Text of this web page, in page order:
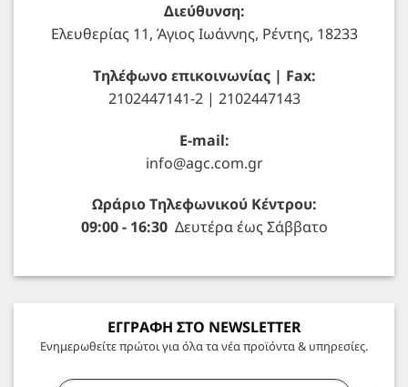
Διεύθυνση:
Ελευθερίας 11, Άγιος Ιωάννης, Ρέντης, 18233
Τηλέφωνο επικοινωνίας | Fax:
2102447141-2 | 2102447143
E-mail:
info@agc.com.gr
Ωράριο Τηλεφωνικού Κέντρου:
09:00 - 16:30Δευτέρα έως Σάββατο
ΕΓΓΡΑΦΗ ΣΤΟ NEWSLETTER
Ενημερωθείτε πρώτοι για όλα τα νέα προϊόντα & υπηρεσίες.